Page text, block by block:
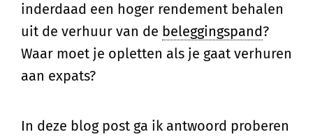
inderdaad een hoger rendement behalen
uit de verhuur van de beleggingspand?
Waar moet je opletten als je gaat verhuren
aan expats?
In deze blog post ga ik antwoord proberen